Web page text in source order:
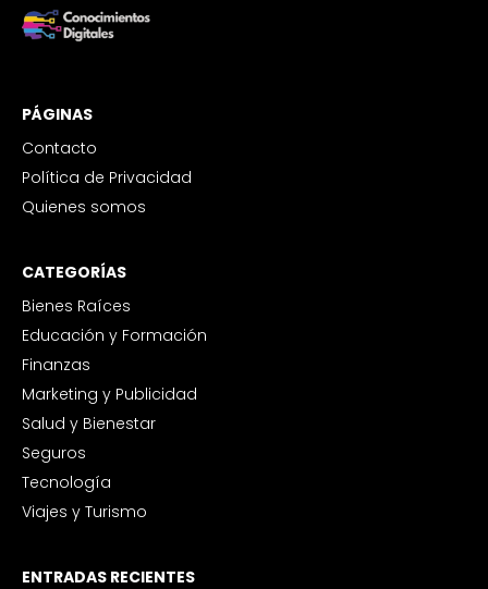
PÁGINAS
Contacto
Política de Privacidad
Quienes somos
CATEGORÍAS
Bienes Raíces
Educación y Formación
Finanzas
Marketing y Publicidad
Salud y Bienestar
Seguros
Tecnología
Viajes y Turismo
ENTRADAS RECIENTES